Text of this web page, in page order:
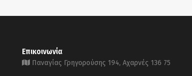
Επικοινωνία
Παναγίας Γρηγορούσης 194, Αχαρνές 136 75